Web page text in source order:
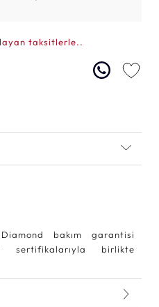
taksitlerle..
bakım garantisi
sertifikalarıyla birlikte